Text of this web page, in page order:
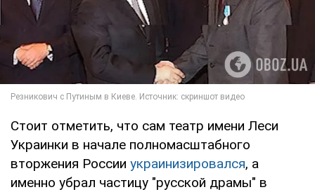
Стоит отметить, что сам театр имени Леси
Украинки в начале полномасштабного
вторжения России украинизировался, а
именно убрал частицу "русской драмы" в